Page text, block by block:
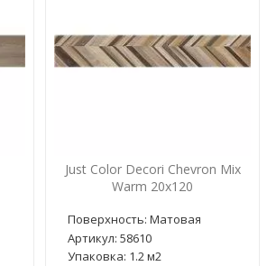
Just Color Decori Chevron Mix
Warm 20x120
Поверхность: Матовая
Артикул: 58610
Упаковка: 1.2 м2